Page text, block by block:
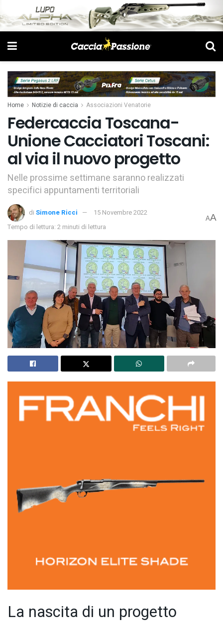
Home Notizie di caccia Associazioni Venatorie
Federcaccia Toscana-
Unione Cacciatori Toscani:
al via il nuovo progetto
Nelle prossime settimane saranno realizzati
specifici appuntamenti territoriali
di Simone Ricci
15 Novembre 2022
Tempo di lettura: 2 minuti di lettura
AA
La nascita di un progetto